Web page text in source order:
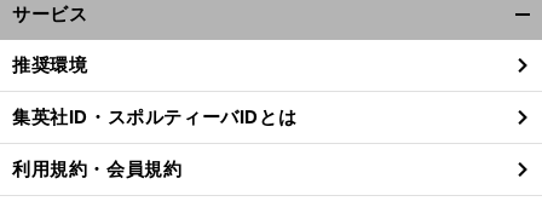
サービス
閉
る
推奨環境
集英社ID・スポルティーバIDとは
利用規約・会員規約